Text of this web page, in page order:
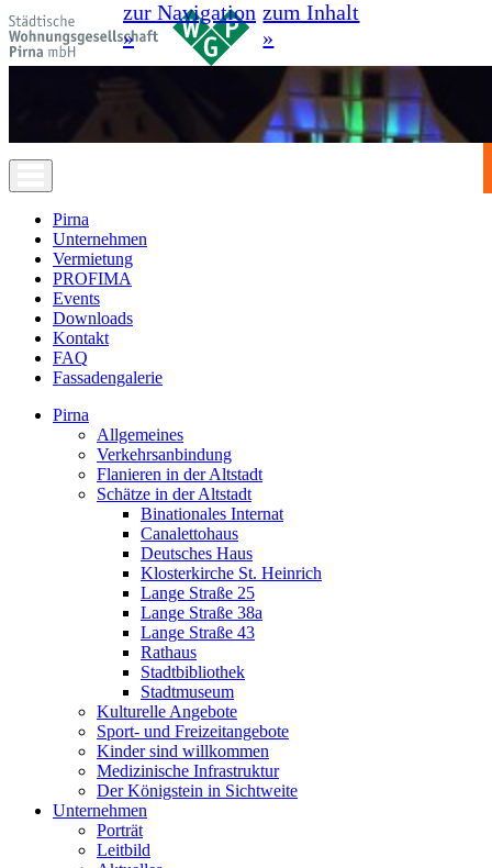
zur Navigation
»
zum Inhalt
»
Pirna
Unternehmen
Vermietung
PROFIMA
Events
Downloads
Kontakt
FAQ
Fassadengalerie
Pirna
Allgemeines
Verkehrsanbindung
Flanieren in der Altstadt
Schätze in der Altstadt
Binationales Internat
Canalettohaus
Deutsches Haus
Klosterkirche St. Heinrich
Lange Straße 25
Lange Straße 38a
Lange Straße 43
Rathaus
Stadtbibliothek
Stadtmuseum
Kulturelle Angebote
Sport- und Freizeitangebote
Kinder sind willkommen
Medizinische Infrastruktur
Der Königstein in Sichtweite
Unternehmen
Porträt
Leitbild